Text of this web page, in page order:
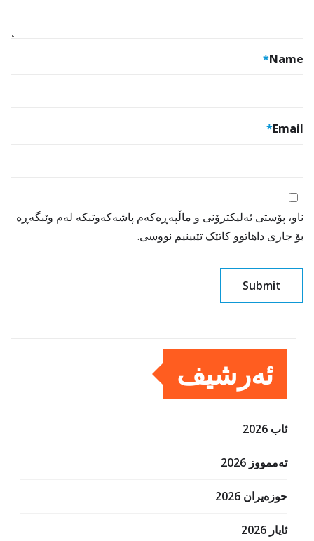
Name
*
Email
*
ناو، پۆستی ئەلیکترۆنی و ماڵپەڕەکەم پاشەکەوتبکە لەم وێبگەڕە
بۆ جاری داهاتوو کاتێک تێبینیم نووسی.
ئەرشیف
ئاب 2026
تەممووز 2026
حوزه‌یران 2026
ئایار 2026